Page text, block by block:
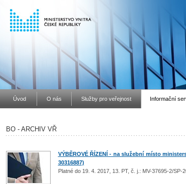
Úvod O nás Služby pro veřejnost Informační
BO - ARCHIV VŘ
VÝBĚROVÉ ŘÍZENÍ - na služební místo
30316887)
Platné do 19. 4. 2017, 13. PT, č. j.: MV-37695-2/SP-